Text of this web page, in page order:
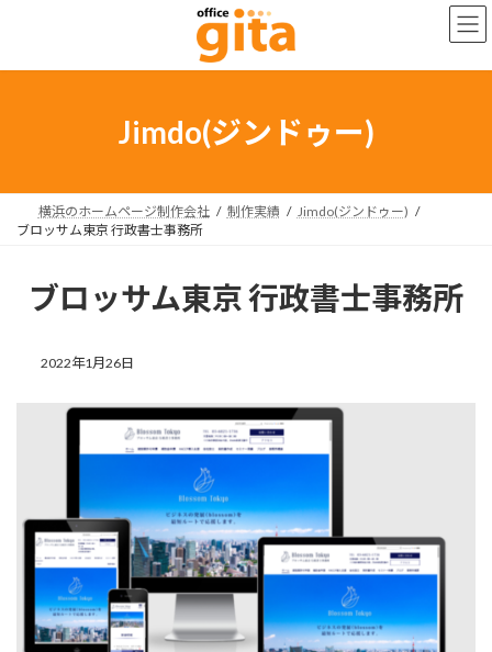
ン
ー
Jimdo(ジンドゥー)
横浜のホームページ制作会社 制作実績
Jimdo(ジンドゥー)
ブロッサム東京 行政書士事務所
ブロッサム東京 行政書士事務所
2022年1月26日